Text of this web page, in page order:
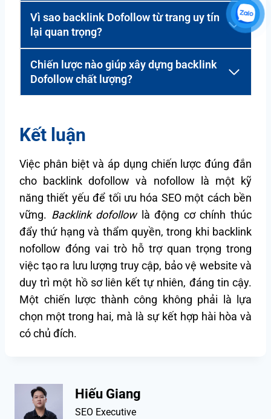
Vì sao backlink Dofollow từ trang uy tín
lại quan trọng?
Chiến lược nào giúp xây dựng backlink
Dofollow chất lượng?
Kết luận
Việc phân biệt và áp dụng chiến lược đúng đắn
cho backlink dofollow và nofollow là một kỹ
năng thiết yếu để tối ưu hóa SEO một cách bền
vững. Backlink dofollowlà động cơ chính thúc
đẩy thứ hạng và thẩm quyền, trong khi backlink
nofollow đóng vai trò hỗ trợ quan trọng trong
việc tạo ra lưu lượng truy cập, bảo vệ website và
duy trì một hồ sơ liên kết tự nhiên, đáng tin cậy.
Một chiến lược thành công không phải là lựa
chọn một trong hai, mà là sự kết hợp hài hòa và
có chủ đích.
Hiếu Giang
SEO Executive